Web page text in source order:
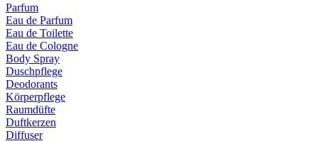
Parfum
Eau de Parfum
Eau de Toilette
Eau de Cologne
Body Spray
Duschpflege
Deodorants
Körperpflege
Raumdüfte
Duftkerzen
Diffuser